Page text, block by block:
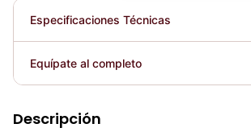
Especificaciones Técnicas
Plegable
Equípate al completo
Descripción